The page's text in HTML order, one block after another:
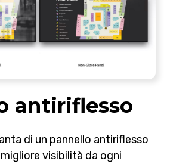
antiriflesso
di un pannello antiriflesso
visibilità da ogni